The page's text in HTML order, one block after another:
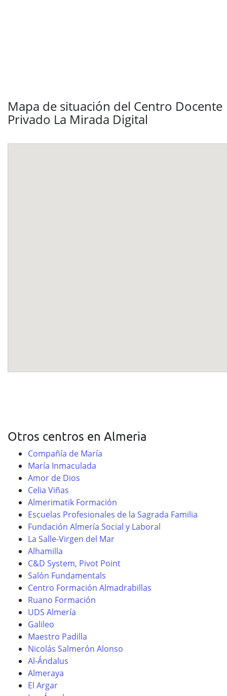
Mapa de situación del Centro Docente
Privado La Mirada Digital
Otros centros en Almeria
Compañía de María
María Inmaculada
Amor de Dios
Celia Viñas
Almerimatik Formación
Escuelas Profesionales de la Sagrada Familia
Fundación Almería Social y Laboral
La Salle-Virgen del Mar
Alhamilla
C&D System, Pivot Point
Salón Fundamentals
Centro Formación Almadrabillas
Ruano Formación
UDS Almería
Galileo
Maestro Padilla
Nicolás Salmerón Alonso
Al-Ándalus
Almeraya
El Argar